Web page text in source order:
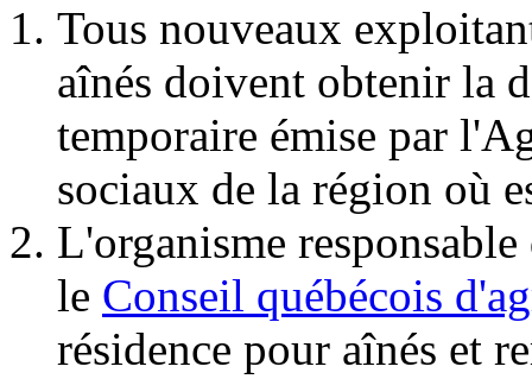
Tous nouveaux
aînés doivent obtenir la
temporaire émise par
sociaux de la région où
L'organisme
le Conseil québécois
résidence pour aînés et